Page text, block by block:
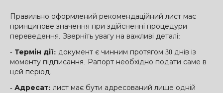
Правильно оформлений рекомендаційний лист має
принципове значення при здійсненні процедури
переведення. Зверніть увагу на важливі деталі:
- Термін дії: документ є чинним протягом 30 днів із
моменту підписання. Рапорт необхідно подати саме в
цей період.
- Адресат: лист має бути адресований лише одній